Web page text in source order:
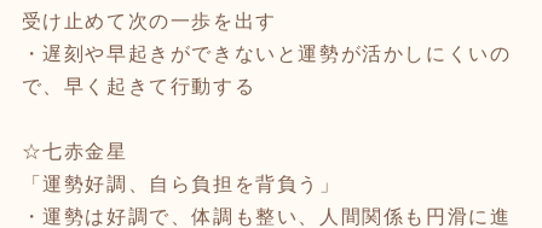
受け止めて次の一歩を出す
・遅刻や早起きができないと運勢が活かしにくいの
で、早く起きて行動する
☆七赤金星
「運勢好調、自ら負担を背負う」
・運勢は好調で、体調も整い、人間関係も円滑に進